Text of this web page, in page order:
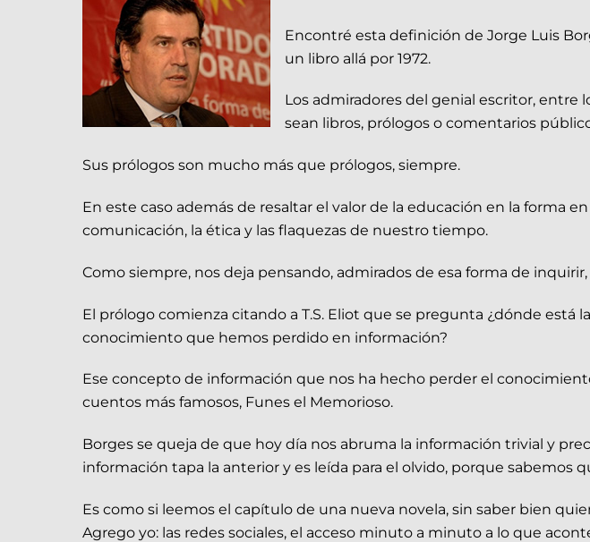
Encontré esta definición de Jorge Luis
un libro allá por 1972.
Los admiradores del genial escritor, entre
sean libros, prólogos o comentarios
Sus prólogos son mucho más que prólogos, siempre.
En este caso además de resaltar el valor de la educación en la forma
comunicación, la ética y las flaquezas de nuestro tiempo.
Como siempre, nos deja pensando, admirados de esa forma de
El prólogo comienza citando a T.S. Eliot que se pregunta ¿dónde
conocimiento que hemos perdido en información?
Ese concepto de información que nos ha hecho perder el
cuentos más famosos, Funes el Memorioso.
Borges se queja de que hoy día nos abruma la información trivial y
información tapa la anterior y es leída para el olvido, porque sabemos
Es como si leemos el capítulo de una nueva novela, sin saber bien
Agrego yo: las redes sociales, el acceso minuto a minuto a lo que